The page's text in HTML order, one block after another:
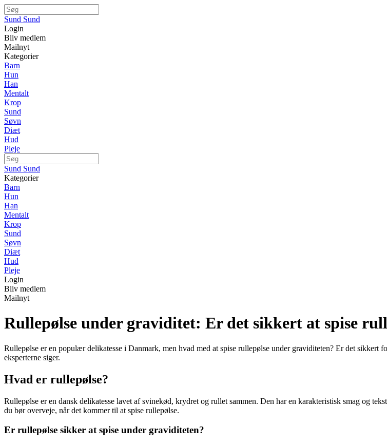
Sund Sund
Login
Bliv medlem
Mailnyt
Kategorier
Barn
Hun
Han
Mentalt
Krop
Sund
Søvn
Diæt
Hud
Pleje
Sund Sund
Kategorier
Barn
Hun
Han
Mentalt
Krop
Sund
Søvn
Diæt
Hud
Pleje
Login
Bliv medlem
Mailnyt
Rullepølse under graviditet: Er det sikkert at spise
Rullepølse er en populær delikatesse i Danmark, men hvad med at spise rullepølse under graviditeten? Er det sikkert
eksperterne siger.
Hvad er rullepølse?
Rullepølse er en dansk delikatesse lavet af svinekød, krydret og rullet sammen. Den har en karakteristisk smag og
du bør overveje, når det kommer til at spise rullepølse.
Er rullepølse sikker at spise under graviditeten?